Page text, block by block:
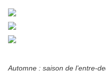
Automne : saison de l’entre-